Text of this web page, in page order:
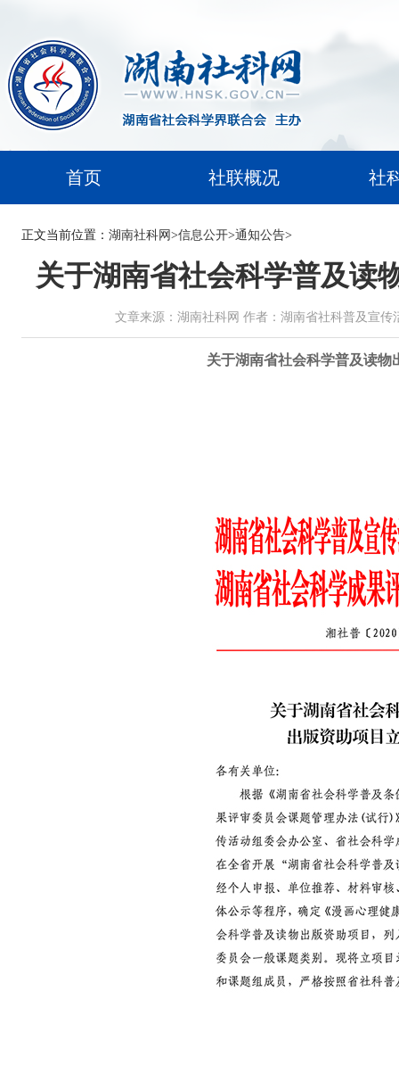
首页 社联概况 社
当前位置： 湖南社科网 >信息公开>通知公告>
正文
关于湖南省社会科学普及读
文章来源：湖南社科网 作者：湖南省社科普及宣
关于湖南省社会科学普及读物